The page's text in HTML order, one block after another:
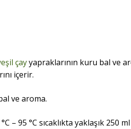
çayyapraklarının kuru bal ve
içerir.
ve aroma.
– 95 °C sıcaklıkta yaklaşık 250